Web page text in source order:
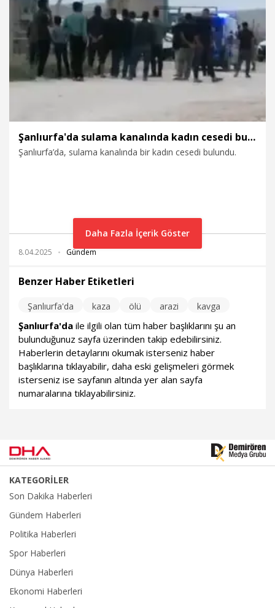
10.04.2025
Şanlıurfa'da sulama kanalında kadın cesedi bulundu
Şanlıurfa’da, sulama kanalında bir kadın cesedi bulundu.
8.04.2025 Gündem
Daha Fazla İçerik Göster
Benzer Haber Etiketleri
Şanlıurfa'da kaza ölü arazi kavga
Şanlıurfa'da ile ilgili olan tüm haber başlıklarını şu an
bulunduğunuz sayfa üzerinden takip edebilirsiniz.
Haberlerin detaylarını okumak isterseniz haber
başlıklarına tıklayabilir, daha eski gelişmeleri görmek
isterseniz ise sayfanın altında yer alan sayfa
numaralarına tıklayabilirsiniz.
KATEGORİLER
Son Dakika Haberleri
Gündem Haberleri
Politika Haberleri
Spor Haberleri
Dünya Haberleri
Ekonomi Haberleri